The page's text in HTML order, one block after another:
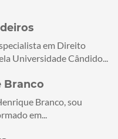
em Direito
Universidade Cândido...
Branco
Branco, sou
em...